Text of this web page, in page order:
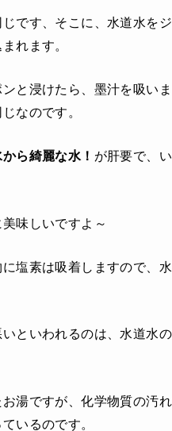
です、そこに、水道水を
れます。
と浸けたら、墨汁を吸い
なのです。
ら綺麗な水！ が肝要で、
味しいですよ～
塩素は吸着しますので、
といわれるのは、水道水
湯ですが、化学物質の汚
いるのです。